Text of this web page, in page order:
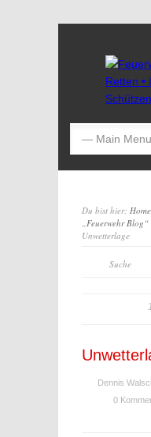
Du bist hier: Home
„Feuerwehr
Unwetterlage
Dennis
0